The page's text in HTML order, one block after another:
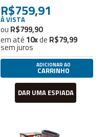
R$759,91
À VISTA
R$799,90
em até 10xde R$79,99
sem juros
ADICIONAR AO
CARRINHO
DAR UMA ESPIADA